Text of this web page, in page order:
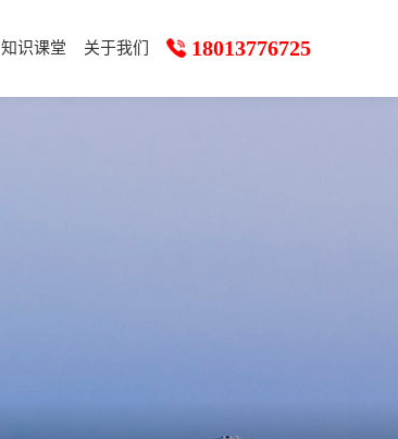
18013776725
知识课堂 关于我们